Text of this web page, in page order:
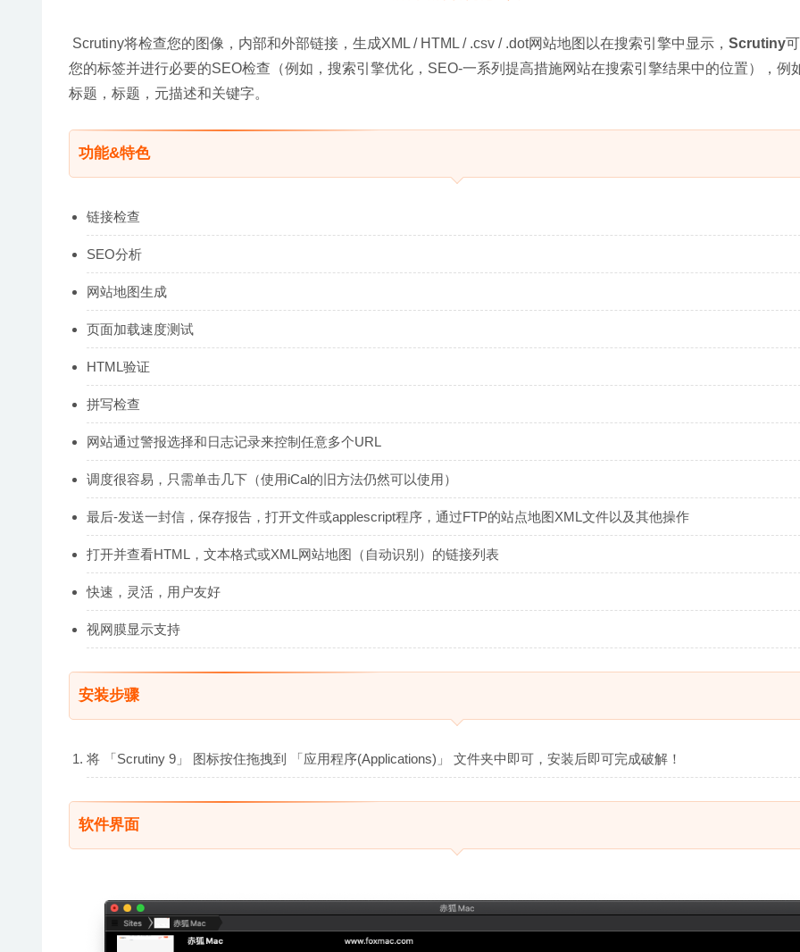
Scrutiny将检查您的图像，内部和外部链接，生成XML / HTML / .csv / .dot网站地图以在搜索引擎中显示， Scrutiny
您的标签并进行必要的SEO检查（例如，搜索引擎优化，SEO-一系列提高措施网站在搜索引擎结果中的位置），例
标题，标题，元描述和关键字。
功能&特色
链接检查
SEO分析
网站地图生成
页面加载速度测试
HTML验证
拼写检查
网站通过警报选择和日志记录来控制任意多个URL
调度很容易，只需单击几下（使用iCal的旧方法仍然可以使用）
最后-发送一封信，保存报告，打开文件或applescript程序，通过FTP的站点地图XML文件以及其他操作
打开并查看HTML，文本格式或XML网站地图（自动识别）的链接列表
快速，灵活，用户友好
视网膜显示支持
安装步骤
将 「Scrutiny 9」 图标按住拖拽到 「应用程序(Applications)」 文件夹中即可，安装后即可完成破解！
软件界面